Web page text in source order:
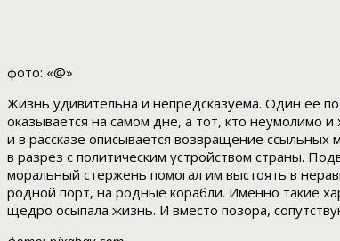
фото: «@»
Жизнь удивительна и непредсказуема. Один ее
оказывается на самом дне, а тот, кто неумолимо
и в рассказе описывается возвращение
в разрез с политическим устройством страны.
моральный стержень помогал им выстоять в
родной порт, на родные корабли. Именно такие
щедро осыпала жизнь. И вместо позора,